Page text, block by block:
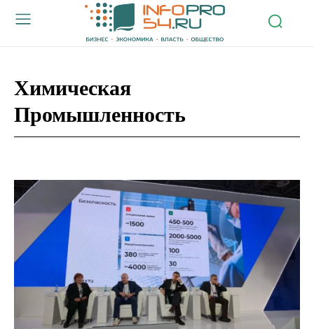
Химическая
Промышленность